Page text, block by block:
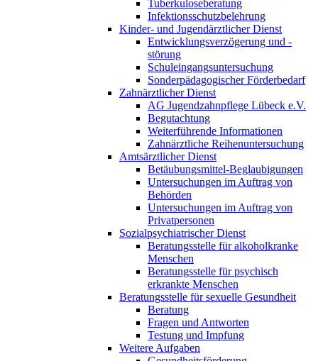
Tuberkuloseberatung
Infektionsschutzbelehrung
Kinder- und Jugendärztlicher Dienst
Entwicklungsverzögerung und -
störung
Schuleingangsuntersuchung
Sonderpädagogischer Förderbedarf
Zahnärztlicher Dienst
AG Jugendzahnpflege Lübeck e.V.
Begutachtung
Weiterführende Informationen
Zahnärztliche Reihenuntersuchung
Amtsärztlicher Dienst
Betäubungsmittel-Beglaubigungen
Untersuchungen im Auftrag von
Behörden
Untersuchungen im Auftrag von
Privatpersonen
Sozialpsychiatrischer Dienst
Beratungsstelle für alkoholkranke
Menschen
Beratungsstelle für psychisch
erkrankte Menschen
Beratungsstelle für sexuelle Gesundheit
Beratung
Fragen und Antworten
Testung und Impfung
Weitere Aufgaben